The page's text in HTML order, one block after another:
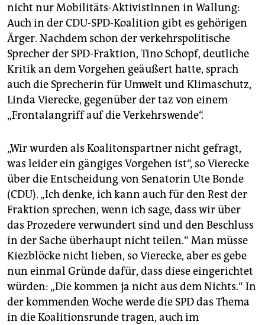
nicht nur Mobilitäts-AktivistInnen in Wallung:
Auch in der CDU-SPD-Koalition gibt es gehörigen
Ärger. Nachdem schon der verkehrspolitische
Sprecher der SPD-Fraktion, Tino Schopf, deutliche
Kritik an dem Vorgehen geäußert hatte, sprach
auch die Sprecherin für Umwelt und Klimaschutz,
Linda Vierecke, gegenüber der taz von einem
„Frontalangriff auf die Verkehrswende“.
„Wir wurden als Koalitonspartner nicht gefragt,
was leider ein gängiges Vorgehen ist“, so Vierecke
über die Entscheidung von Senatorin Ute Bonde
(CDU). „Ich denke, ich kann auch für den Rest der
Fraktion sprechen, wenn ich sage, dass wir über
das Prozedere verwundert sind und den Beschluss
in der Sache überhaupt nicht teilen.“ Man müsse
Kiezblöcke nicht lieben, so Vierecke, aber es gebe
nun einmal Gründe dafür, dass diese eingerichtet
würden: „Die kommen ja nicht aus dem Nichts.“ In
der kommenden Woche werde die SPD das Thema
in die Koalitionsrunde tragen, auch im